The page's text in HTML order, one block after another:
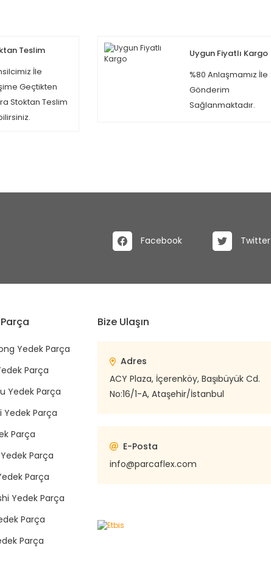
Teslim
İle
Geçtikten
Stoktan Teslim
Uygun Fiyatlı Kargo
%80 Anlaşmamız İle
Gönderim
Sağlanmaktadır.
Facebook Twitter
Yedek Parça
Parça
Yedek Parça
Yedek Parça
Parça
Parça
Parça
Yedek Parça
Parça
Parça
Bize Ulaşın
Adres
ACY Plaza, İçerenköy, Başıbüyük Cd.
No:16/1-A, Ataşehir/İstanbul
E-Posta
info@parcaflex.com